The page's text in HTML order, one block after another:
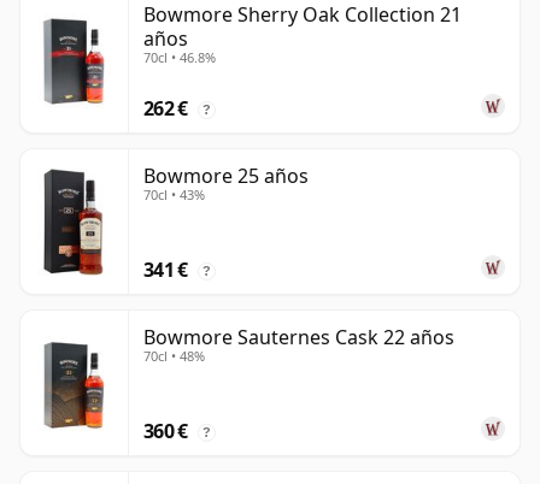
Bowmore Sherry Oak Collection 21
años
70cl • 46.8%
262 € ?
Bowmore 25 años
70cl • 43%
341 € ?
Bowmore Sauternes Cask 22 años
70cl • 48%
360 € ?